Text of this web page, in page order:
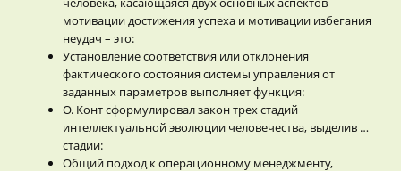
мотивации достижения успеха и мотивации избегания
неудач – это:
Установление соответствия или отклонения
фактического состояния системы управления от
заданных параметров выполняет функция:
О. Конт сформулировал закон трех стадий
интеллектуальной эволюции человечества, выделив …
стадии:
Общий подход к операционному менеджменту,